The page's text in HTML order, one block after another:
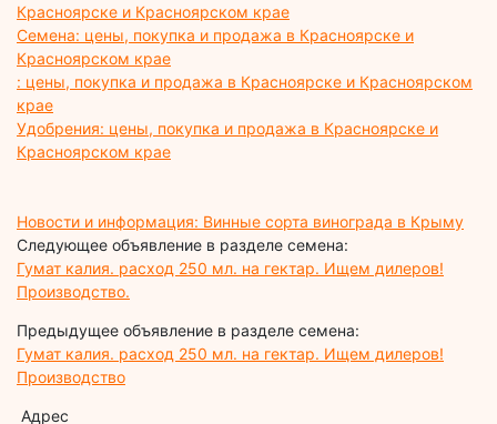
Красноярске и Красноярском крае
Семена: цены, покупка и продажа в Красноярске и
Красноярском крае
: цены, покупка и продажа в Красноярске и Красноярском
крае
Удобрения: цены, покупка и продажа в Красноярске и
Красноярском крае
Новости и информация: Винные сорта винограда в Крыму
Следующее объявление в разделе семена:
Гумат калия. расход 250 мл. на гектар. Ищем дилеров!
Производство.
Предыдущее объявление в разделе семена:
Гумат калия. расход 250 мл. на гектар. Ищем дилеров!
Производство
Адрес